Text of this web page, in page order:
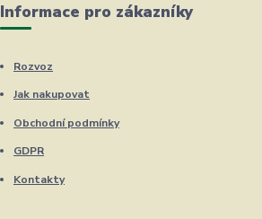
Informace pro zákazníky
Rozvoz
Jak nakupovat
Obchodní podmínky
GDPR
Kontakty